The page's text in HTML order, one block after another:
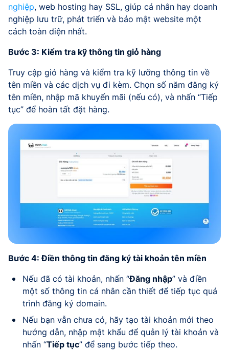
nghiệp, web hosting hay SSL, giúp cá nhân hay doanh
nghiệp lưu trữ, phát triển và bảo mật website một
cách toàn diện nhất.
Bước 3: Kiểm tra kỹ thông tin giỏ hàng
Truy cập giỏ hàng và kiểm tra kỹ lưỡng thông tin về
tên miền và các dịch vụ đi kèm. Chọn số năm đăng ký
tên miền, nhập mã khuyến mãi (nếu có), và nhấn “Tiếp
tục” để hoàn tất đặt hàng.
Bước 4: Điền thông tin đăng ký tài khoản tên miền
Nếu đã có tài khoản, nhấn “Đăng nhập” và điền
một số thông tin cá nhân cần thiết để tiếp tục quá
trình đăng ký domain.
Nếu bạn vẫn chưa có, hãy tạo tài khoản mới theo
hướng dẫn, nhập mật khẩu để quản lý tài khoản và
nhấn “Tiếp tục” để sang bước tiếp theo.